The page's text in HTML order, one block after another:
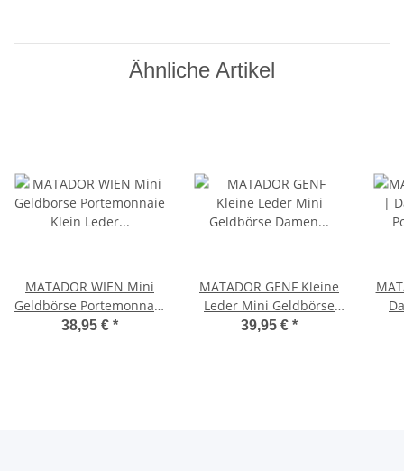
Ähnliche Artikel
MATADOR WIEN Mini
Geldbörse Portemonnaie
Klein Leder RFID TüV
38,95 € *
MATADOR GENF Kleine
Leder Mini Geldbörse
Damen Herren TüV RFID
39,95 € *